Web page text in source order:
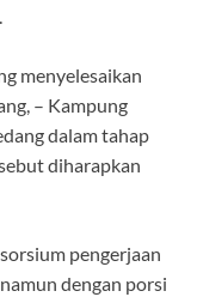
menyelesaikan
– Kampung
dalam tahap
diharapkan
pengerjaan
dengan porsi